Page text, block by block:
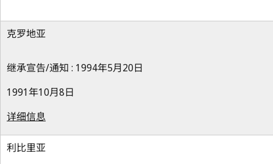
克罗地亚
继承宣告/通知 : 1994年5月20日
1991年10月8日
详细信息
利比里亚